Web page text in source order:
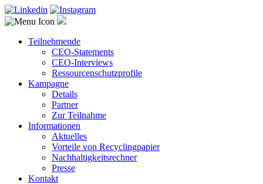
Teilnehmende
CEO-Statements
CEO-Interviews
Ressourcenschutzprofile
Kampagne
Details
Partner
Zur Teilnahme
Informationen
Aktuelles
Vorteile von Recyclingpapier
Nachhaltigkeitsrechner
Presse
Kontakt